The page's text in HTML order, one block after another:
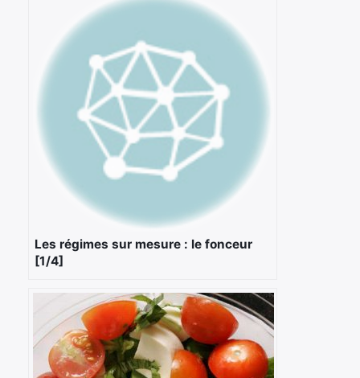
Les régimes sur mesure : le fonceur
[1/4]
Rechercher
: